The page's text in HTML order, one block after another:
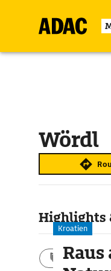
Wördl
Highlights
Aktivitäten
Kroatien
Raus